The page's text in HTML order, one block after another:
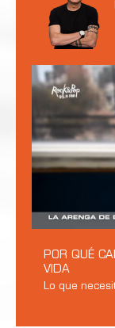
POR QUÉ
VIDA
Lo que